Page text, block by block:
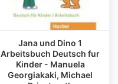
Jana und Dino 1
Arbeitsbuch Deutsch fur
Kinder - Manuela
Georgiakaki, Michael